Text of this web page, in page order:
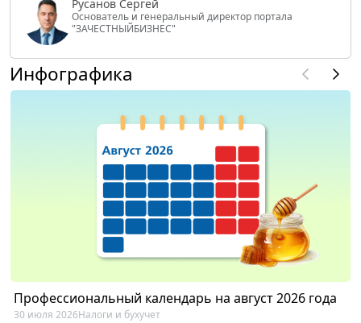
Русанов Сергей
Основатель и генеральный директор портала
"ЗАЧЕСТНЫЙБИЗНЕС"
Инфографика
Профессиональный календарь на август 2026 года
30 июля 2026Налоги и бухучет